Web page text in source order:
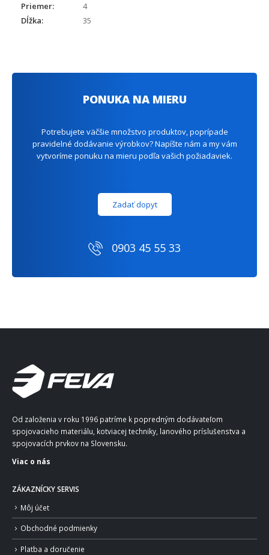
Priemer:
4
Dĺžka:
35
PONUKA NA MIERU
Potrebujete väčšie množstvo produktov, poprípade
pravidelné dodávanie výrobkov? Napíšte nám a my vám
vytvoríme ponuku na mieru podľa vašich požiadaviek.
Zadať dopyt
0903 45 55 33
Od založenia v roku 1996 patríme k popredným dodávateľom
spojovacieho materiálu, kotviacej techniky, lanového príslušenstva a
spojovacích prvkov na Slovensku.
Viac o nás
ZÁKAZNÍCKY SERVIS
Môj účet
Obchodné podmienky
Platba a doručenie